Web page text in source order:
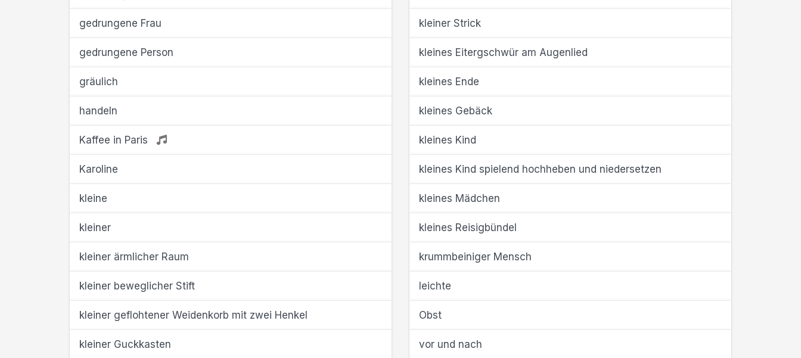
gedrungene Frau
gedrungene Person
gräulich
handeln
Kaffee in Paris
Karoline
kleine
kleiner
kleiner ärmlicher Raum
kleiner beweglicher Stift
kleiner geflohtener Weidenkorb mit zwei Henkel
kleiner Guckkasten
kleiner Strick
kleines Eitergschwür am Augenlied
kleines Ende
kleines Gebäck
kleines Kind
kleines Kind spielend hochheben und niedersetzen
kleines Mädchen
kleines Reisigbündel
krummbeiniger Mensch
leichte
Obst
vor und nach